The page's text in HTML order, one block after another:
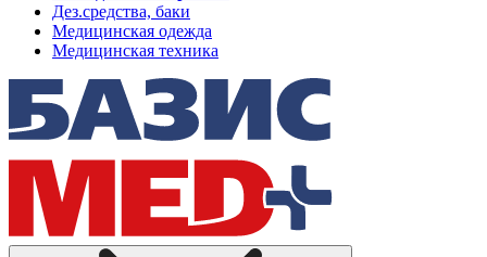
Дез.средства, баки
Медицинская одежда
Медицинская техника